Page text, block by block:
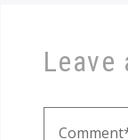
Leave